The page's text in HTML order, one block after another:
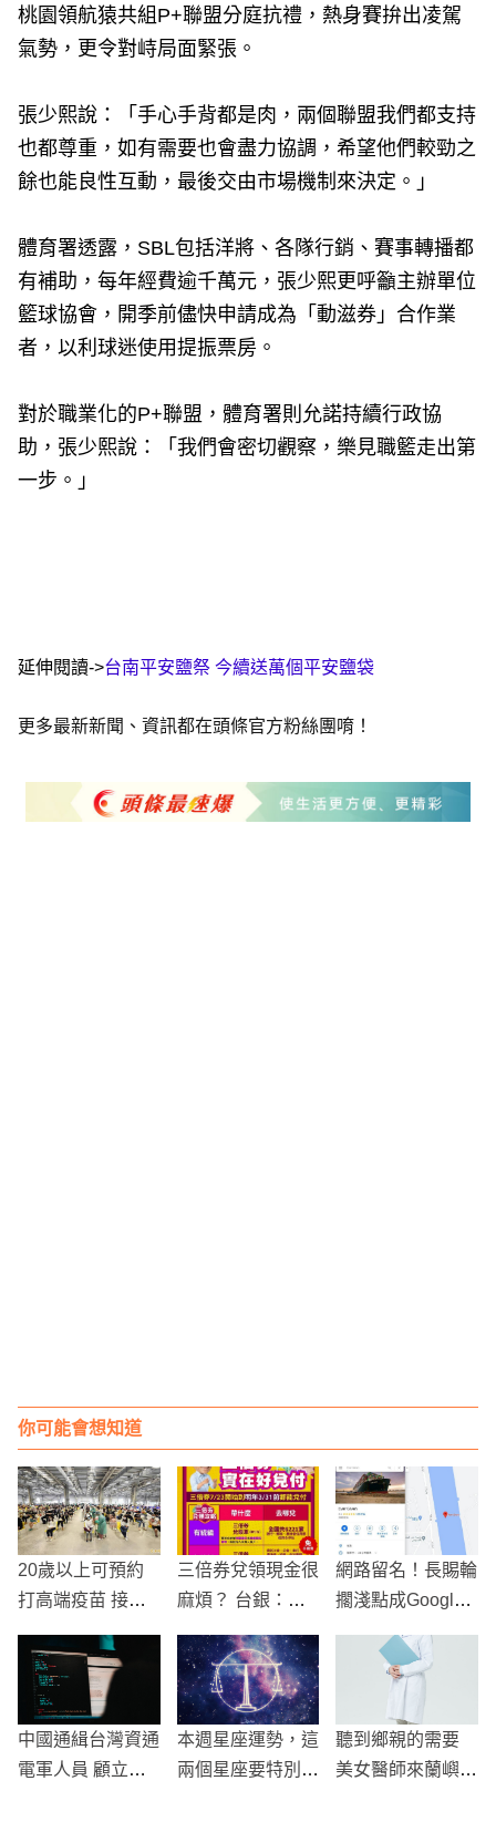
桃園領航猿共組P+聯盟分庭抗禮，熱身賽拚出凌駕
氣勢，更令對峙局面緊張。
張少熙說：「手心手背都是肉，兩個聯盟我們都支持
也都尊重，如有需要也會盡力協調，希望他們較勁之
餘也能良性互動，最後交由市場機制來決定。」
體育署透露，SBL包括洋將、各隊行銷、賽事轉播都
有補助，每年經費逾千萬元，張少熙更呼籲主辦單位
籃球協會，開季前儘快申請成為「動滋券」合作業
者，以利球迷使用提振票房。
對於職業化的P+聯盟，體育署則允諾持續行政協
助，張少熙說：「我們會密切觀察，樂見職籃走出第
一步。」
延伸閱讀->台南平安鹽祭 今續送萬個平安鹽袋
更多最新新聞、資訊都在頭條官方粉絲團唷！
你可能會想知道
20歲以上可預約
打高端疫苗 接種
式一次看
三倍券兌領現金很
麻煩？ 台銀：手
網路留名！長賜輪
擱淺點成Google
中國通緝台灣資通
電軍人員 顧立
本週星座運勢，這
兩個星座要特別注
聽到鄉親的需要
美女醫師來蘭嶼